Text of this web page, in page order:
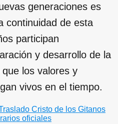
generaciones es
continuidad de esta
participan
y desarrollo de la
los valores y
vivos en el tiempo.
Cristo de los Gitanos
oficiales